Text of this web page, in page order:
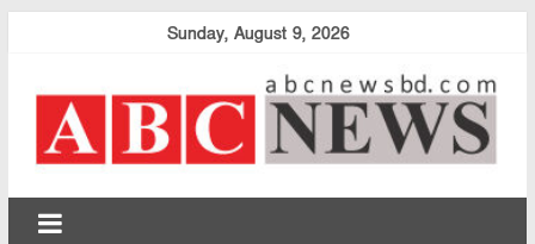
Sunday, August 9, 2026
abcnewsbd